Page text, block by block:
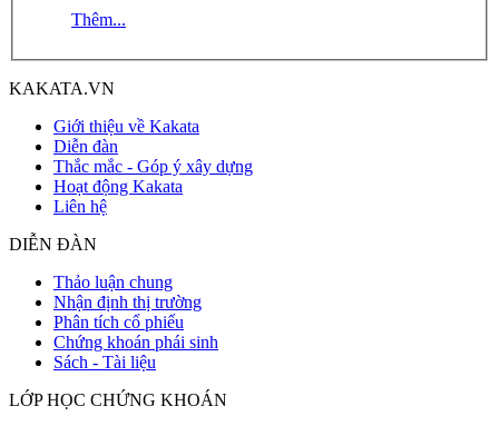
Thêm...
KAKATA.VN
Giới thiệu về Kakata
Diễn đàn
Thắc mắc - Góp ý xây dựng
Hoạt động Kakata
Liên hệ
DIỄN ĐÀN
Thảo luận chung
Nhận định thị trường
Phân tích cổ phiếu
Chứng khoán phái sinh
Sách - Tài liệu
LỚP HỌC CHỨNG KHOÁN